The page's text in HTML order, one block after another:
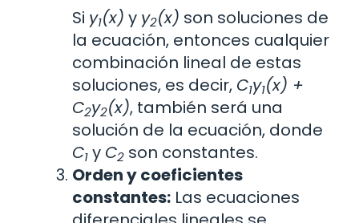
Si y1(x) y y2(x) son soluciones de
la ecuación, entonces cualquier
combinación lineal de estas
soluciones, es decir, C1y1(x) +
C2y2(x), también será una
solución de la ecuación, donde
C1 y C2 son constantes.
Orden y coeficientes
constantes: Las ecuaciones